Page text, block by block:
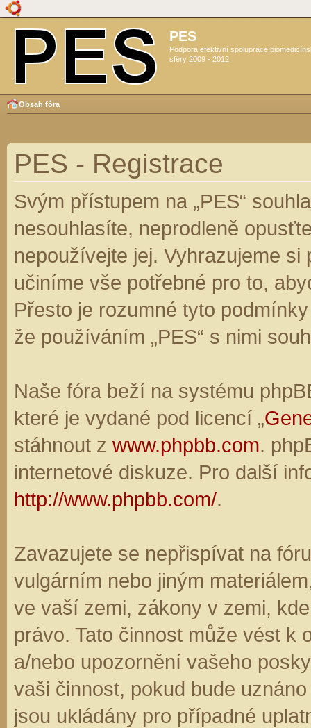
PES
Podpora efektivní spolupráce
sféry 2009 - 2012
Obsah fóra
PES - Registrace
Svým přístupem na „PES“
nesouhlasíte, neprodleně
nepoužívejte jej. Vyhrazujeme
učiníme vše potřebné pro to,
Přesto je rozumné tyto
že používáním „PES“ s nimi
Naše fóra beží na systému
které je vydané pod licencí „
stáhnout z www.phpbb.com.
internetové diskuze. Pro další
http://www.phpbb.com/.
Zavazujete se nepřispívat na
vulgárním nebo jiným
ve vaší zemi, zákony v zemi,
právo. Tato činnost může vést k
a/nebo upozornění vašeho
vaši činnost, pokud bude
jsou ukládány pro případné